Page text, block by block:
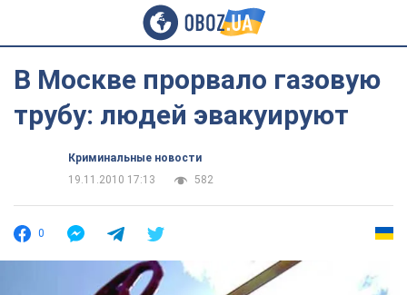
В Москве прорвало газовую
трубу: людей эвакуируют
Криминальные новости
19.11.2010 17:13
582
0